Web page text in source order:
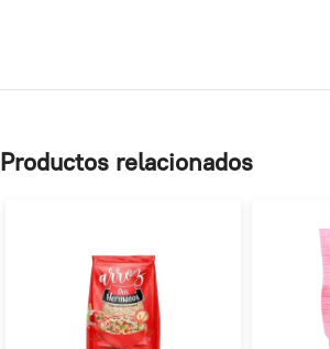
Productos relacionados